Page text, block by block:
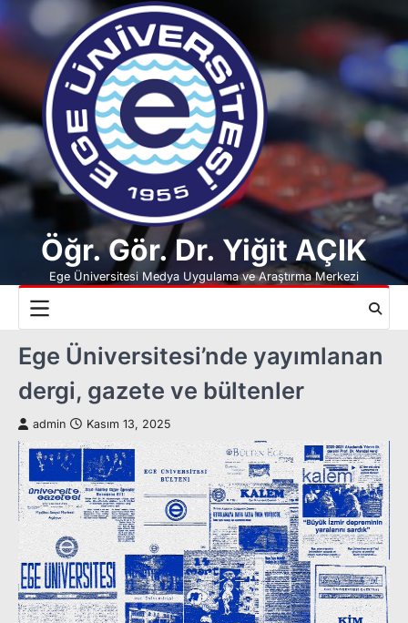
to
Öğr. Gör. Dr. Yiğit AÇIK
Ege Üniversitesi Medya Uygulama ve Araştırma Merkezi
Ege Üniversitesi’nde yayımlanan
dergi, gazete ve bültenler
admin Kasım 13, 2025